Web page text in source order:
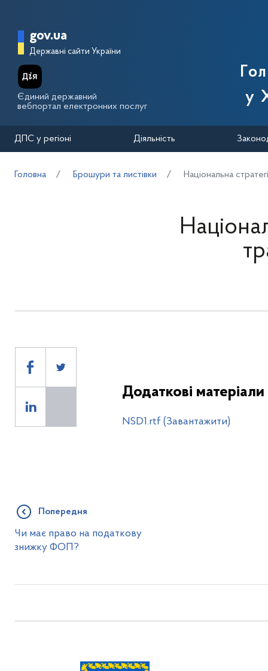
Головна сторінка Державної
gov.ua
Державні сайти України
Єдиний державний
вебпортал електронних послуг
у
ДПС у регіоні Діяльність
Головна Брошури та листівки Національна
Додаткові матеріали
NSD1.rtf (Завантажити)
Попередня
Чи має право на податкову
знижку ФОП?